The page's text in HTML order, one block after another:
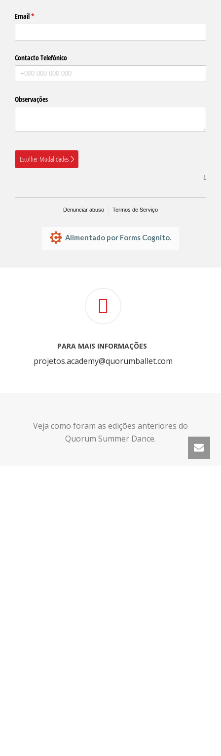
Email*
(obrigatório)
Contacto Telefónico
Observações
Escolher Modalidades
Denunciar abuso Termos de Serviço
Alimentado por Forms Cognito.
PARA MAIS INFORMAÇÕES
projetos.academy@quorumballet.com
Veja como foram as edições anteriores do
Quorum Summer Dance.